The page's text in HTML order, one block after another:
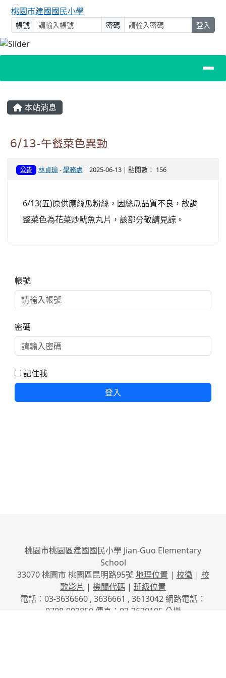
桃園市建國國民小學
帳號 密碼 登入
主內容區域
本站消息
6/13-午餐菜色異動
公告 林貞瑜-學務處 | 2025-06-13 | 點閱數： 156
6/13(五)原供應絲瓜粉絲，因絲瓜品質不良，故調
整菜色為花菜炒魷魚丸片，該部分敬請見諒。
帳號
密碼
記住我
登入
桃園市桃園區建國國民小學 Jian-Guo Elementary
School
33070 桃園市 桃園區昆明路95號地理位置 | 校徽| 校
歌影片 | 機關代碼 | 班級位置
電話：03-3636660 , 3636661 , 3613042 網路電話：
0708-902850 傳真：03-3630105 分機